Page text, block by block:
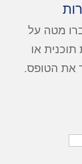
מטה על
או
את הטופס.